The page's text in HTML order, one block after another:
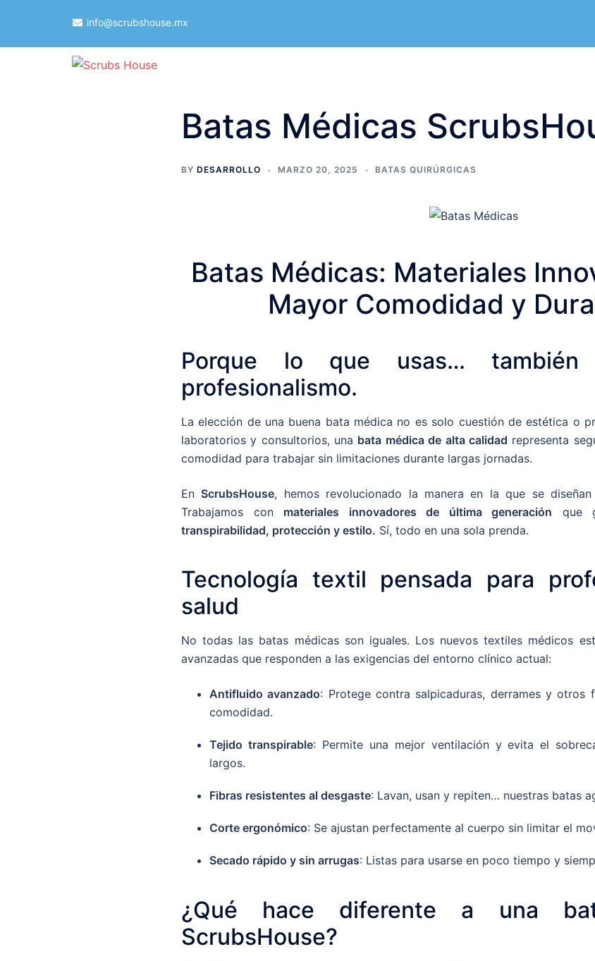
content
info@scrubshouse.mx
Batas Médicas
BY DESARROLLO MARZO 20, 2025 BATAS QUIRÚRGICAS
Batas Médicas: Materiales
Mayor Comodidad y
Porque lo que usas…
profesionalismo.
La elección de una buena bata médica no es solo cuestión de estética o
laboratorios y consultorios, una bata médica de alta calidad representa
comodidad para trabajar sin limitaciones durante largas jornadas.
En ScrubsHouse, hemos revolucionado la manera en la que se
Trabajamos con materiales innovadores de última generación que
transpirabilidad, protección y estilo. Sí, todo en una sola prenda.
Tecnología textil pensada para
salud
No todas las batas médicas son iguales. Los nuevos textiles médicos
avanzadas que responden a las exigencias del entorno clínico actual:
Antifluido avanzado: Protege contra salpicaduras, derrames y otros
comodidad.
Tejido transpirable: Permite una mejor ventilación y evita el
largos.
Fibras resistentes al desgaste: Lavan, usan y repiten… nuestras batas
Corte ergonómico: Se ajustan perfectamente al cuerpo sin limitar el
Secado rápido y sin arrugas: Listas para usarse en poco tiempo y
¿Qué hace diferente a una
ScrubsHouse?